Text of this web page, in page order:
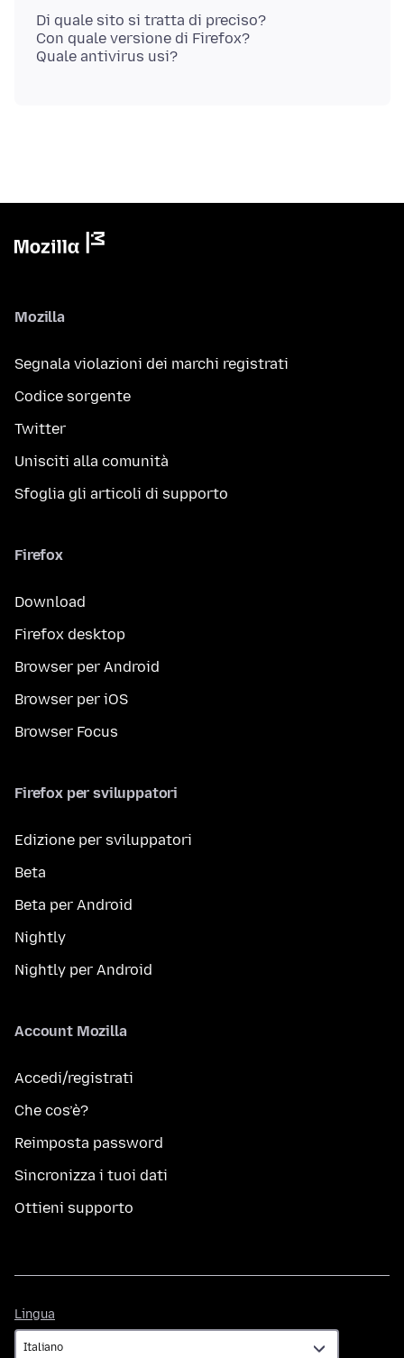
Di quale sito si tratta di preciso?
Con quale versione di Firefox?
Mozilla
Segnala violazioni dei marchi registrati
Codice sorgente
Twitter
Unisciti alla comunità
Sfoglia gli articoli di supporto
Firefox
Download
Firefox desktop
Browser per Android
Browser per iOS
Browser Focus
Firefox per sviluppatori
Edizione per sviluppatori
Beta
Beta per Android
Nightly
Nightly per Android
Account Mozilla
Accedi/registrati
Che cos’è?
Reimposta password
Sincronizza i tuoi dati
Ottieni supporto
Lingua